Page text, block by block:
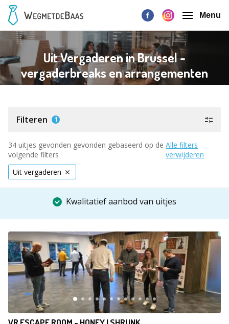
Menu
Uit Vergaderen in Brussel -
vergaderbreaks en arrangementen
Filteren 1
34 uitjes gevonden gevonden gebaseerd op de
volgende filters
Alle filters
verwijderen
Uit vergaderen
Kwalitatief aanbod van uitjes